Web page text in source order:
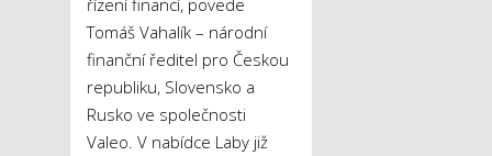
Tomáš Vahalík – národní
finanční ředitel pro Českou
republiku, Slovensko a
Rusko ve společnosti
Valeo. V nabídce Laby již